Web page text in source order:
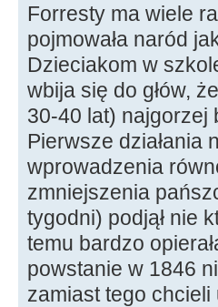
Forresty ma wiele
pojmowała naród
Dzieciakom w
wbija się do głów,
30-40 lat) najgorzej
Pierwsze działania
wprowadzenia
zmniejszenia
tygodni) podjął nie
temu bardzo
powstanie w 1846
zamiast tego